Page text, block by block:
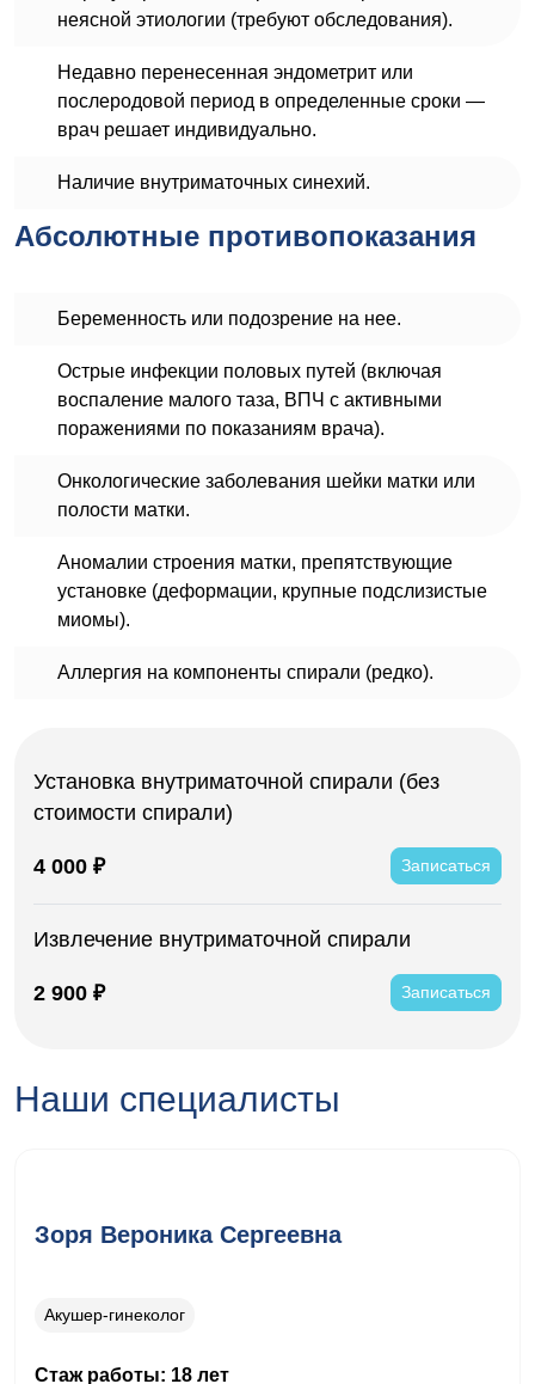
неясной этиологии (требуют обследования).
Недавно перенесенная эндометрит или
послеродовой период в определенные сроки —
врач решает индивидуально.
Наличие внутриматочных синехий.
Абсолютные противопоказания
Беременность или подозрение на нее.
Острые инфекции половых путей (включая
воспаление малого таза, ВПЧ с активными
поражениями по показаниям врача).
Онкологические заболевания шейки матки или
полости матки.
Аномалии строения матки, препятствующие
установке (деформации, крупные подслизистые
миомы).
Аллергия на компоненты спирали (редко).
Установка внутриматочной спирали (без
стоимости спирали)
4 000 ₽ Записаться
Извлечение внутриматочной спирали
2 900 ₽ Записаться
Наши специалисты
Зоря Вероника Сергеевна
Акушер-гинеколог
Стаж работы: 18 лет